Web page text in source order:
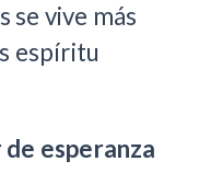
se vive más
espíritu
esperanza